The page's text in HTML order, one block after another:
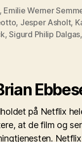
, Emilie Werner
, Jesper Asholt,
,Sigurd Philip Dalgas,
på Netflix
at de film og